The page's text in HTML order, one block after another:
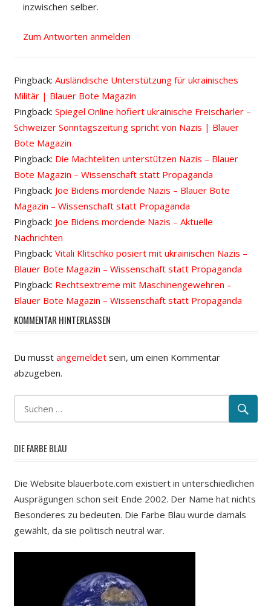
inzwischen selber.
Zum Antworten anmelden
Pingback: Ausländische Unterstützung für ukrainisches
Militär | Blauer Bote Magazin
Pingback: Spiegel Online hofiert ukrainische Freischärler –
Schweizer Sonntagszeitung spricht von Nazis | Blauer
Bote Magazin
Pingback: Die Machteliten unterstützen Nazis – Blauer
Bote Magazin – Wissenschaft statt Propaganda
Pingback: Joe Bidens mordende Nazis – Blauer Bote
Magazin – Wissenschaft statt Propaganda
Pingback: Joe Bidens mordende Nazis – Aktuelle
Nachrichten
Pingback: Vitali Klitschko posiert mit ukrainischen Nazis –
Blauer Bote Magazin – Wissenschaft statt Propaganda
Pingback: Rechtsextreme mit Maschinengewehren –
Blauer Bote Magazin – Wissenschaft statt Propaganda
KOMMENTAR HINTERLASSEN
Du musst angemeldetsein, um einen Kommentar
abzugeben.
DIE FARBE BLAU
Die Website blauerbote.com existiert in unterschiedlichen
Ausprägungen schon seit Ende 2002. Der Name hat nichts
Besonderes zu bedeuten. Die Farbe Blau wurde damals
gewählt, da sie politisch neutral war.